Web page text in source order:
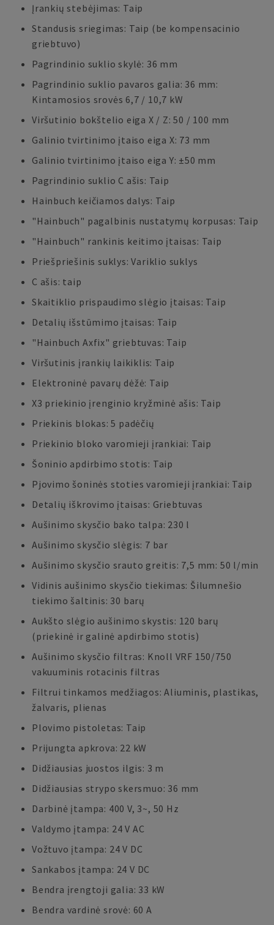
Įrankių stebėjimas: Taip
Standusis sriegimas: Taip (be kompensacinio
griebtuvo)
Pagrindinio suklio skylė: 36 mm
Pagrindinio suklio pavaros galia: 36 mm:
Kintamosios srovės 6,7 / 10,7 kW
Viršutinio bokštelio eiga X / Z: 50 / 100 mm
Galinio tvirtinimo įtaiso eiga X: 73 mm
Galinio tvirtinimo įtaiso eiga Y: ±50 mm
Pagrindinio suklio C ašis: Taip
Hainbuch keičiamos dalys: Taip
"Hainbuch" pagalbinis nustatymų korpusas: Taip
"Hainbuch" rankinis keitimo įtaisas: Taip
Priešpriešinis suklys: Variklio suklys
C ašis: taip
Skaitiklio prispaudimo slėgio įtaisas: Taip
Detalių išstūmimo įtaisas: Taip
"Hainbuch Axfix" griebtuvas: Taip
Viršutinis įrankių laikiklis: Taip
Elektroninė pavarų dėžė: Taip
X3 priekinio įrenginio kryžminė ašis: Taip
Priekinis blokas: 5 padėčių
Priekinio bloko varomieji įrankiai: Taip
Šoninio apdirbimo stotis: Taip
Pjovimo šoninės stoties varomieji įrankiai: Taip
Detalių iškrovimo įtaisas: Griebtuvas
Aušinimo skysčio bako talpa: 230 l
Aušinimo skysčio slėgis: 7 bar
Aušinimo skysčio srauto greitis: 7,5 mm: 50 l/min
Vidinis aušinimo skysčio tiekimas: Šilumnešio
tiekimo šaltinis: 30 barų
Aukšto slėgio aušinimo skystis: 120 barų
(priekinė ir galinė apdirbimo stotis)
Aušinimo skysčio filtras: Knoll VRF 150/750
vakuuminis rotacinis filtras
Filtrui tinkamos medžiagos: Aliuminis, plastikas,
žalvaris, plienas
Plovimo pistoletas: Taip
Prijungta apkrova: 22 kW
Didžiausias juostos ilgis: 3 m
Didžiausias strypo skersmuo: 36 mm
Darbinė įtampa: 400 V, 3~, 50 Hz
Valdymo įtampa: 24 V AC
Vožtuvo įtampa: 24 V DC
Sankabos įtampa: 24 V DC
Bendra įrengtoji galia: 33 kW
Bendra vardinė srovė: 60 A